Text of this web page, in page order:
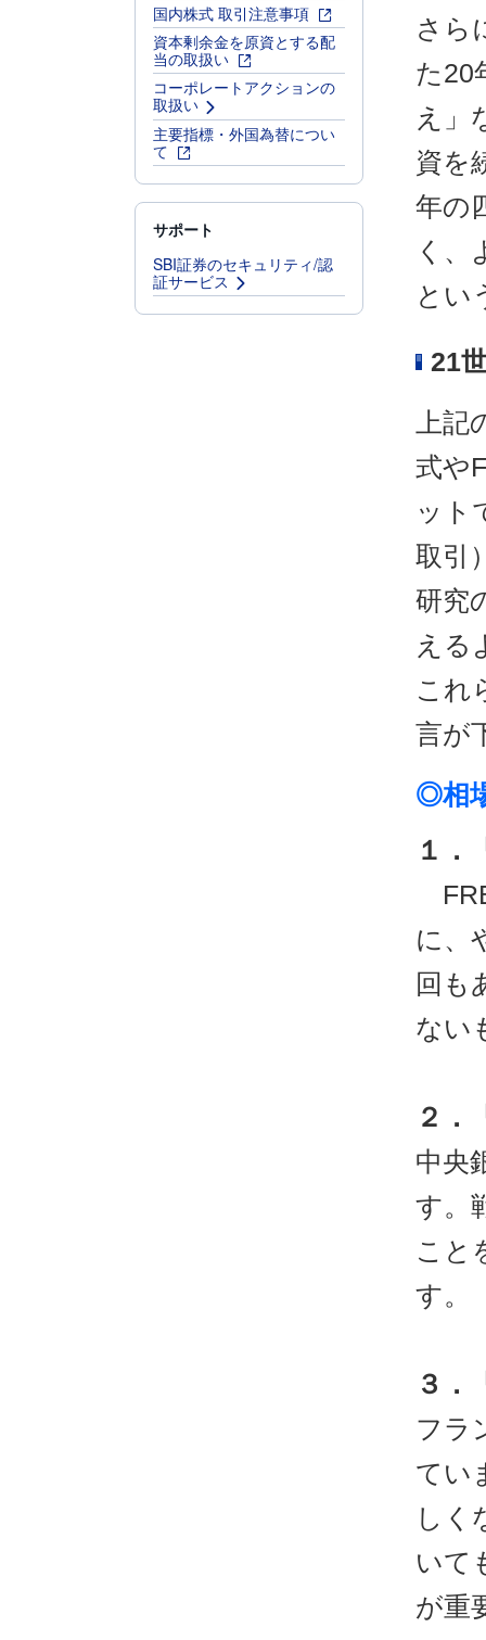
国内株式 取引注意事項
資本剰余金を原資とする配
当の取扱い
コーポレートアクションの
取扱い
主要指標・外国為替につい
て
サポート
SBI証券のセキュリティ/認
証サービス
さら
た20
え」
資を
年の
く、
とい
21
上
式や
ット
取引
研究
える
これ
言が
◎相
１
に、
回も
ない
２．
中央
す。
こと
す。
３
フラ
てい
しく
いて
が重